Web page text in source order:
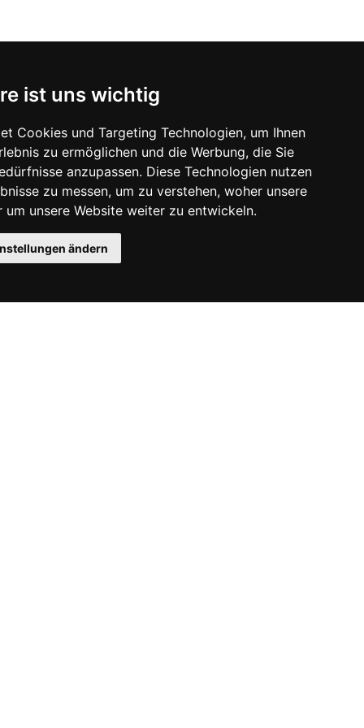
ist uns wichtig
Cookies und Targeting Technologien, um Ihnen
zu ermöglichen und die Werbung, die Sie
anzupassen. Diese Technologien nutzen
zu messen, um zu verstehen, woher unsere
um unsere Website weiter zu entwickeln.
ändern